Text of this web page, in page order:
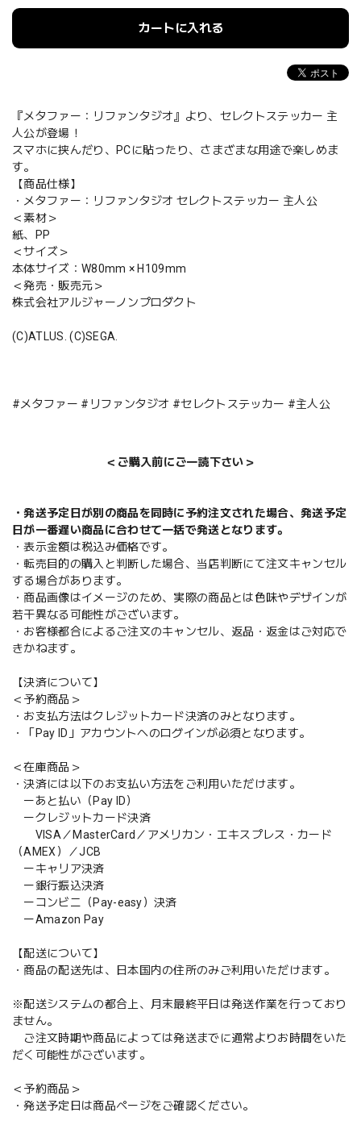
カートに入れる
『メタファー：リファンタジオ』より、セレクトステッカー 主
人公が登場！
スマホに挟んだり、PCに貼ったり、さまざまな用途で楽しめま
す。
【商品仕様】
・メタファー：リファンタジオ セレクトステッカー 主人公
＜素材＞
紙、PP
＜サイズ＞
本体サイズ：W80mm × H109mm
＜発売・販売元＞
株式会社アルジャーノンプロダクト
(C)ATLUS. (C)SEGA.
#メタファー #リファンタジオ #セレクトステッカー #主人公
＜ご購入前にご一読下さい＞
・発送予定日が別の商品を同時に予約注文された場合、発送予定
日が一番遅い商品に合わせて一括で発送となります。
・表示金額は税込み価格です。
・転売目的の購入と判断した場合、当店判断にて注文キャンセル
する場合があります。
・商品画像はイメージのため、実際の商品とは色味やデザインが
若干異なる可能性がございます。
・お客様都合によるご注文のキャンセル、返品・返金はご対応で
きかねます。
【決済について】
＜予約商品＞
・お支払方法はクレジットカード決済のみとなります。
・「Pay ID」アカウントへのログインが必須となります。
＜在庫商品＞
・決済には以下のお支払い方法をご利用いただけます。
ーあと払い（Pay ID）
ークレジットカード決済
VISA／MasterCard／アメリカン・エキスプレス・カード
（AMEX）／JCB
ーキャリア決済
ー銀行振込決済
ーコンビニ（Pay-easy）決済
ーAmazon Pay
【配送について】
・商品の配送先は、日本国内の住所のみご利用いただけます。
※配送システムの都合上、月末最終平日は発送作業を行っており
ません。
ご注文時期や商品によっては発送までに通常よりお時間をいた
だく可能性がございます。
＜予約商品＞
・発送予定日は商品ページをご確認ください。